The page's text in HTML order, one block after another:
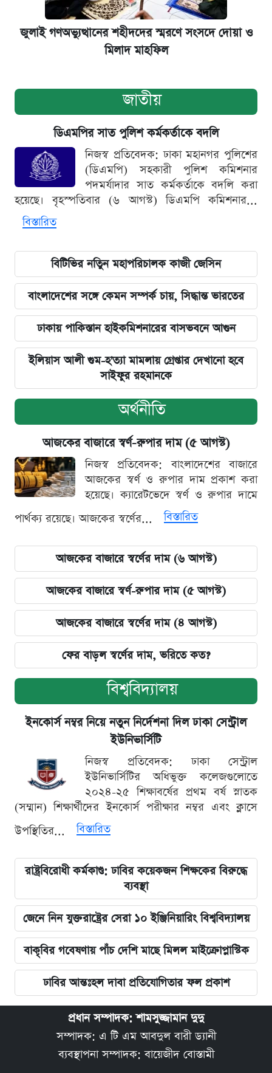
জুলাই গণঅভ্যুত্থানের শহীদদের স্মরণে সংসদে দোয়া ও
মিলাদ মাহফিল
জাতীয়
ডিএমপির সাত পুলিশ কর্মকর্তাকে বদলি
নিজস্ব প্রতিবেদক: ঢাকা মহানগর পুলিশের
(ডিএমপি) সহকারী পুলিশ কমিশনার
পদমর্যাদার সাত কর্মকর্তাকে বদলি করা
হয়েছে। বৃহস্পতিবার (৬ আগস্ট) ডিএমপি কমিশনার...
বিস্তারিত
বিটিভির নতিুন মহাপরিচালক কাজী জেসিন
বাংলাদেশের সঙ্গে কেমন সম্পর্ক চায়, সিদ্ধান্ত ভারতের
ঢাকায় পাকিস্তান হাইকমিশনারের বাসভবনে আগুন
ইলিয়াস আলী গুম-হ'ত্যা মামলায় গ্রেপ্তার দেখানো হবে
সাইফুর রহমানকে
অর্থনীতি
আজকের বাজারে স্বর্ণ-রুপার দাম (৫ আগস্ট)
নিজস্ব প্রতিবেদক: বাংলাদেশের বাজারে
আজকের স্বর্ণ ও রুপার দাম প্রকাশ করা
হয়েছে। ক্যারেটভেদে স্বর্ণ ও রুপার দামে
পার্থক্য রয়েছে। আজকের স্বর্ণের...
বিস্তারিত
আজকের বাজারে স্বর্ণের দাম (৬ আগস্ট)
আজকের বাজারে স্বর্ণ-রুপার দাম (৫ আগস্ট)
আজকের বাজারে স্বর্ণের দাম (৪ আগস্ট)
ফের বাড়ল স্বর্ণের দাম, ভরিতে কত?
বিশ্ববিদ্যালয়
ইনকোর্স নম্বর নিয়ে নতুন নির্দেশনা দিল ঢাকা সেন্ট্রাল
ইউনিভার্সিটি
নিজস্ব প্রতিবেদক: ঢাকা সেন্ট্রাল
ইউনিভার্সিটির অধিভুক্ত কলেজগুলোতে
২০২৪-২৫ শিক্ষাবর্ষের প্রথম বর্ষ স্নাতক
(সম্মান) শিক্ষার্থীদের ইনকোর্স পরীক্ষার নম্বর এবং ক্লাসে
উপস্থিতির...
বিস্তারিত
রাষ্ট্রবিরোধী কর্মকাণ্ড: ঢাবির কয়েকজন শিক্ষকের বিরুদ্ধে
ব্যবস্থা
জেনে নিন যুক্তরাষ্ট্রের সেরা ১০ ইঞ্জিনিয়ারিং বিশ্ববিদ্যালয়
বাকৃবির গবেষণায় পাঁচ দেশি মাছে মিলল মাইক্রোপ্লাস্টিক
ঢাবির আন্তঃহল দাবা প্রতিযোগিতার ফল প্রকাশ
প্রধান সম্পাদক: শামসুজ্জামান দুদু
সম্পাদক: এ টি এম আবদুল বারী ড্যানী
ব্যবস্থাপনা সম্পাদক: বায়েজীদ বোস্তামী